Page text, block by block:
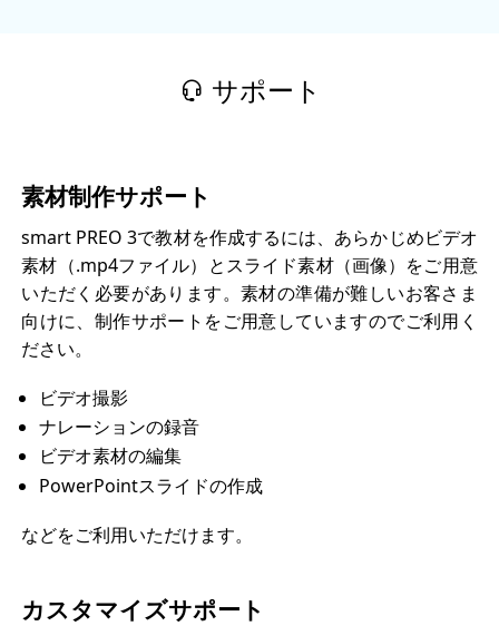
サポート
素材制作サポート
smart PREO 3で教材を作成するには、あらかじめビデオ
素材（.mp4ファイル）とスライド素材（画像）をご用意
いただく必要があります。素材の準備が難しいお客さま
向けに、制作サポートをご用意していますのでご利用く
ださい。
ビデオ撮影
ナレーションの録音
ビデオ素材の編集
PowerPointスライドの作成
などをご利用いただけます。
カスタマイズサポート